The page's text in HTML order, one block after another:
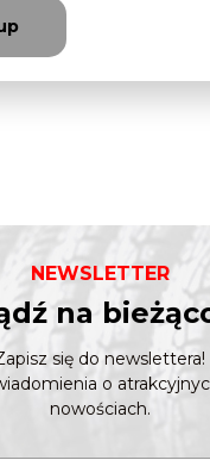
NEWSLETTER
na
się do newslettera!
o
nowościach.